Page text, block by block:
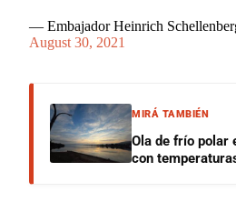
— Embajador Heinrich
August 30, 2021
MIRÁ TAMBIÉN
Ola de frío polar
con